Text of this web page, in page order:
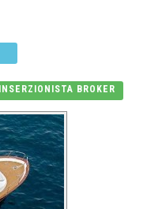
INSERZIONISTA BROKER